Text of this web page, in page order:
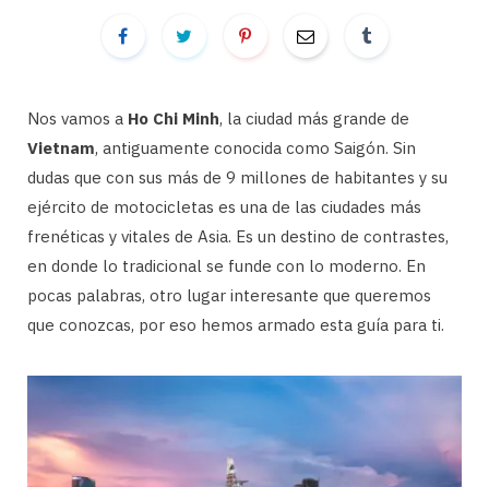
Nos vamos a Ho Chi Minh, la ciudad más grande de
Vietnam, antiguamente conocida como Saigón. Sin
dudas que con sus más de 9 millones de habitantes y su
ejército de motocicletas es una de las ciudades más
frenéticas y vitales de Asia. Es un destino de contrastes,
en donde lo tradicional se funde con lo moderno. En
pocas palabras, otro lugar interesante que queremos
que conozcas, por eso hemos armado esta guía para ti.